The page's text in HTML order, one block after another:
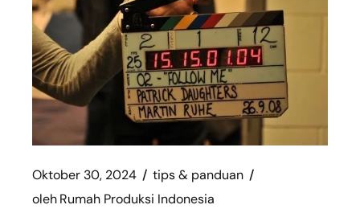
Oktober 30, 2024
tips & panduan
olehRumah Produksi Indonesia